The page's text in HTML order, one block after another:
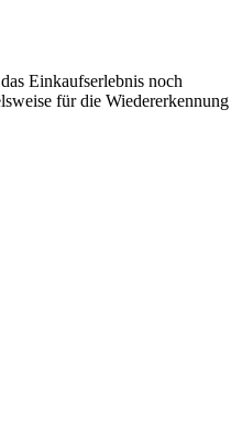
Einkaufserlebnis noch
für die Wiedererkennung